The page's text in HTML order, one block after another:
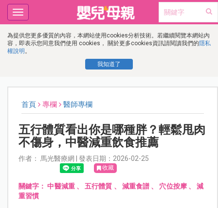
為提供您更多優質的內容，本網站使用cookies分析技術。若繼續閱覽本網站內
容，即表示您同意我們使用 cookies， 關於更多cookies資訊請閱讀我們的隱私
權說明 。
我知道了
Toggle
navigation
首頁 專欄 醫師專欄
五行體質看出你是哪種胖？輕鬆甩肉
不傷身，中醫減重飲食推薦
作者： 馬光醫療網 | 發表日期：2026-02-25
收藏
關鍵字：中醫減重、五行體質 、 減重食譜 、 穴位按摩、減
重習慣